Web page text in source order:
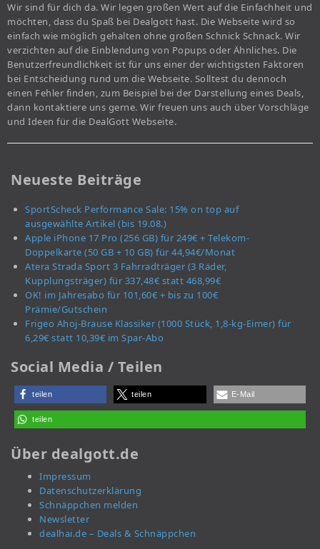
Wir sind für dich da. Wir legen großen Wert auf die Einfachheit und
möchten, dass du Spaß bei Dealgott hast. Die Webseite wird so
einfach wie möglich gehalten ohne großen Schnick Schnack. Wir
verzichten auf die Einblendung von Popups oder Ähnliches. Die
Benutzerfreundlichkeit ist für uns einer der wichtigsten Faktoren
bei Entscheidung rund um die Webseite. Solltest du dennoch
einen Fehler finden, zum Beispiel bei der Darstellung eines Deals,
dann kontaktiere uns gerne. Wir freuen uns auch über Vorschläge
und Ideen für die DealGott Webseite.
Neueste Beiträge
SportScheck Performance Sale: 15% on top auf
ausgewählte Artikel (bis 19.08.)
Apple iPhone 17 Pro (256 GB) für 249€ + Telekom-
Doppelkarte (50 GB + 10 GB) für 44,94€/Monat
Atera Strada Sport 3 Fahrradträger (3 Räder,
Kupplungsträger) für 337,48€ statt 468,99€
OK! im Jahresabo für 101,60€ + bis zu 100€
Prämie/Gutschein
Frigeo Ahoj-Brause Klassiker (1000 Stück, 1,8-kg-Eimer) für
6,29€ statt 10,39€ im Spar-Abo
Social Media / Teilen
teilen teilen E-Mail
teilen
Über dealgott.de
Impressum
Datenschutzerklärung
Schnäppchen melden
Newsletter
dealhai.de – Deals & Schnäppchen